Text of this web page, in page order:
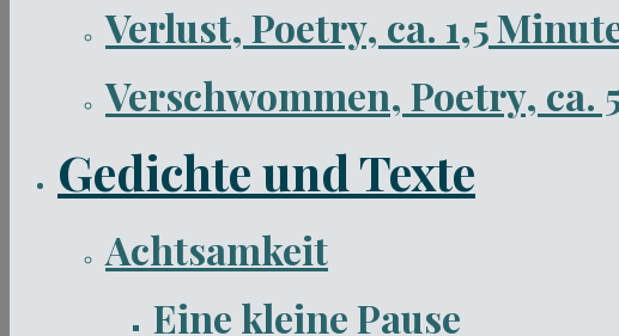
Verlust, Poetry, ca. 1,5
Verschwommen, Poetry, ca.
Gedichte und Texte
Achtsamkeit
Eine kleine Pause